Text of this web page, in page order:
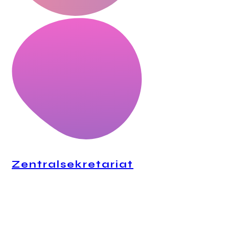
Zentralsekretariat